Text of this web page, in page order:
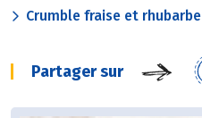
Crumble fraise et rhubarbe
Partager sur